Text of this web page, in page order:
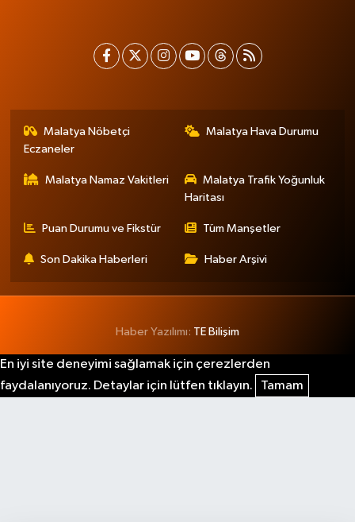
Malatya Nöbetçi
Eczaneler
Malatya Hava Durumu
Malatya Namaz Vakitleri
Malatya Trafik Yoğunluk
Haritası
Puan Durumu ve Fikstür Tüm Manşetler
Son Dakika Haberleri Haber Arşivi
Haber Yazılımı: TE Bilişim
En iyi site deneyimi sağlamak için çerezlerden
faydalanıyoruz. Detaylar için lütfen tıklayın.
Tamam